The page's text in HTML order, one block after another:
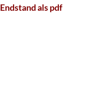
Endstand als pdf